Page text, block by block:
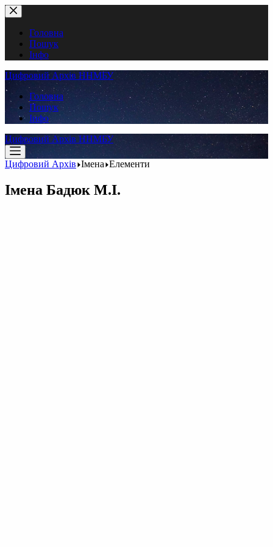
Перейти
до
вмістуГоловна
Пошук
Інфо
Цифровий Архів ННМБУ
Головна
Пошук
Інфо
Цифровий Архів ННМБУ
Цифровий Архів Імена Елементи
Імена Бадюк М.І.